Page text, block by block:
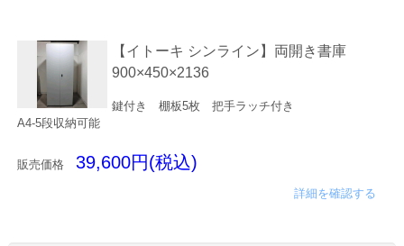
【イトーキ シンライン】両開き書庫
900×450×2136
鍵付き 棚板5枚 把手ラッチ付き
A4-5段収納可能
販売価格 39,600円(税込)
詳細を確認する